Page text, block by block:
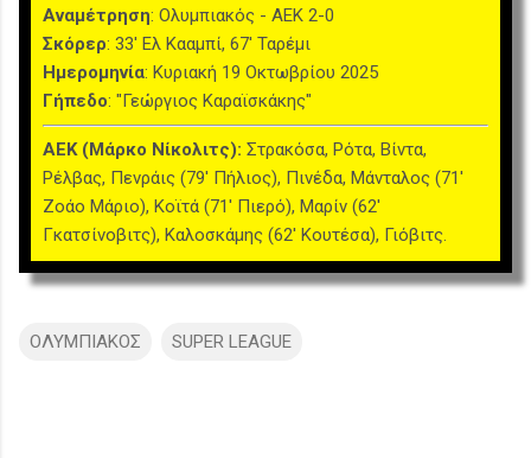
Αναμέτρηση: Ολυμπιακός - ΑΕΚ 2-0
Σκόρερ: 33' Ελ Κααμπί, 67' Ταρέμι
Ημερομηνία: Κυριακή 19 Οκτωβρίου 2025
Γήπεδο: "Γεώργιος Καραϊσκάκης"
ΑΕΚ (Μάρκο Νίκολιτς): Στρακόσα, Ρότα, Βίντα,
Ρέλβας, Πενράις (79' Πήλιος), Πινέδα, Μάνταλος (71'
Ζοάο Μάριο), Κοϊτά (71' Πιερό), Μαρίν (62'
Γκατσίνοβιτς), Καλοσκάμης (62' Κουτέσα), Γιόβιτς.
ΟΛΥΜΠΙΑΚΟΣ SUPER LEAGUE